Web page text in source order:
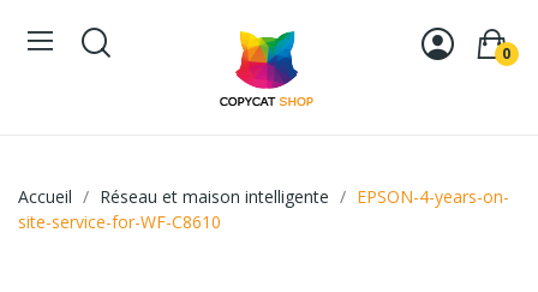
0
Accueil Réseau et maison intelligente
EPSON-4-years-on-
site-service-for-WF-C8610